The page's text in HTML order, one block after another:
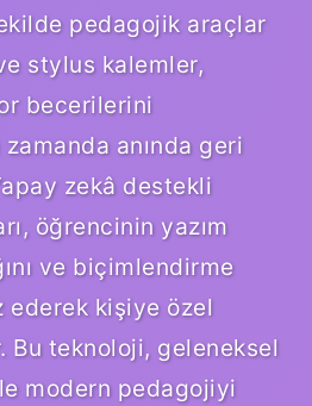
pedagojik araçlar
stylus kalemler,
becerilerini
anında geri
zekâ destekli
öğrencinin yazım
ve biçimlendirme
ederek kişiye özel
Bu teknoloji, geleneksel
modern pedagojiyi